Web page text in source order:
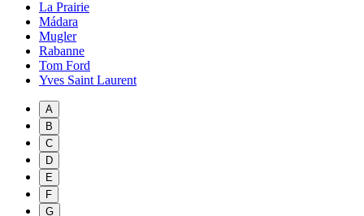
La Prairie
Mádara
Mugler
Rabanne
Tom Ford
Yves Saint Laurent
A
B
C
D
E
F
G